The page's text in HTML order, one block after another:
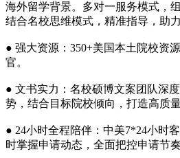
海外留学背景。多对一服务模式，
结合名校思维模式，精准指导，助
● 强大资源：350+美国本土院校资
官。
● 文书实力：名校硕博文案团队深
势，结合目标院校倾向，打造高质量
● 24小时全程陪伴：中美7*24小时
时掌握申请动态，全面把控申请节